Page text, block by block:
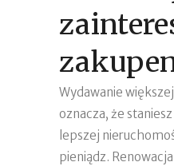
Wydawanie
oznacza, że
lepszej
pieniądz.